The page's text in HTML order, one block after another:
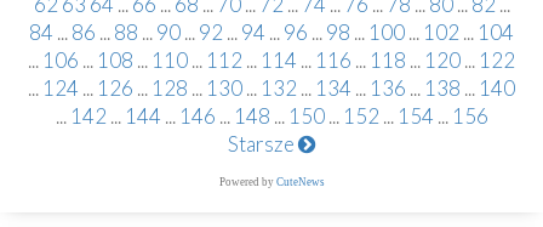
84 ...86 ...88 ...90...92 ...94 ...96 ...98 ... 100... 102 ... 104
... 106 ... 108 ... 110... 112 ... 114 ... 116 ... 118 ... 120... 122
... 124 ... 126 ... 128 ... 130... 132 ... 134 ... 136 ... 138 ... 140
... 142 ... 144 ... 146 ... 148 ... 150 ... 152 ... 154 ... 156
Starsze
Powered by CuteNews